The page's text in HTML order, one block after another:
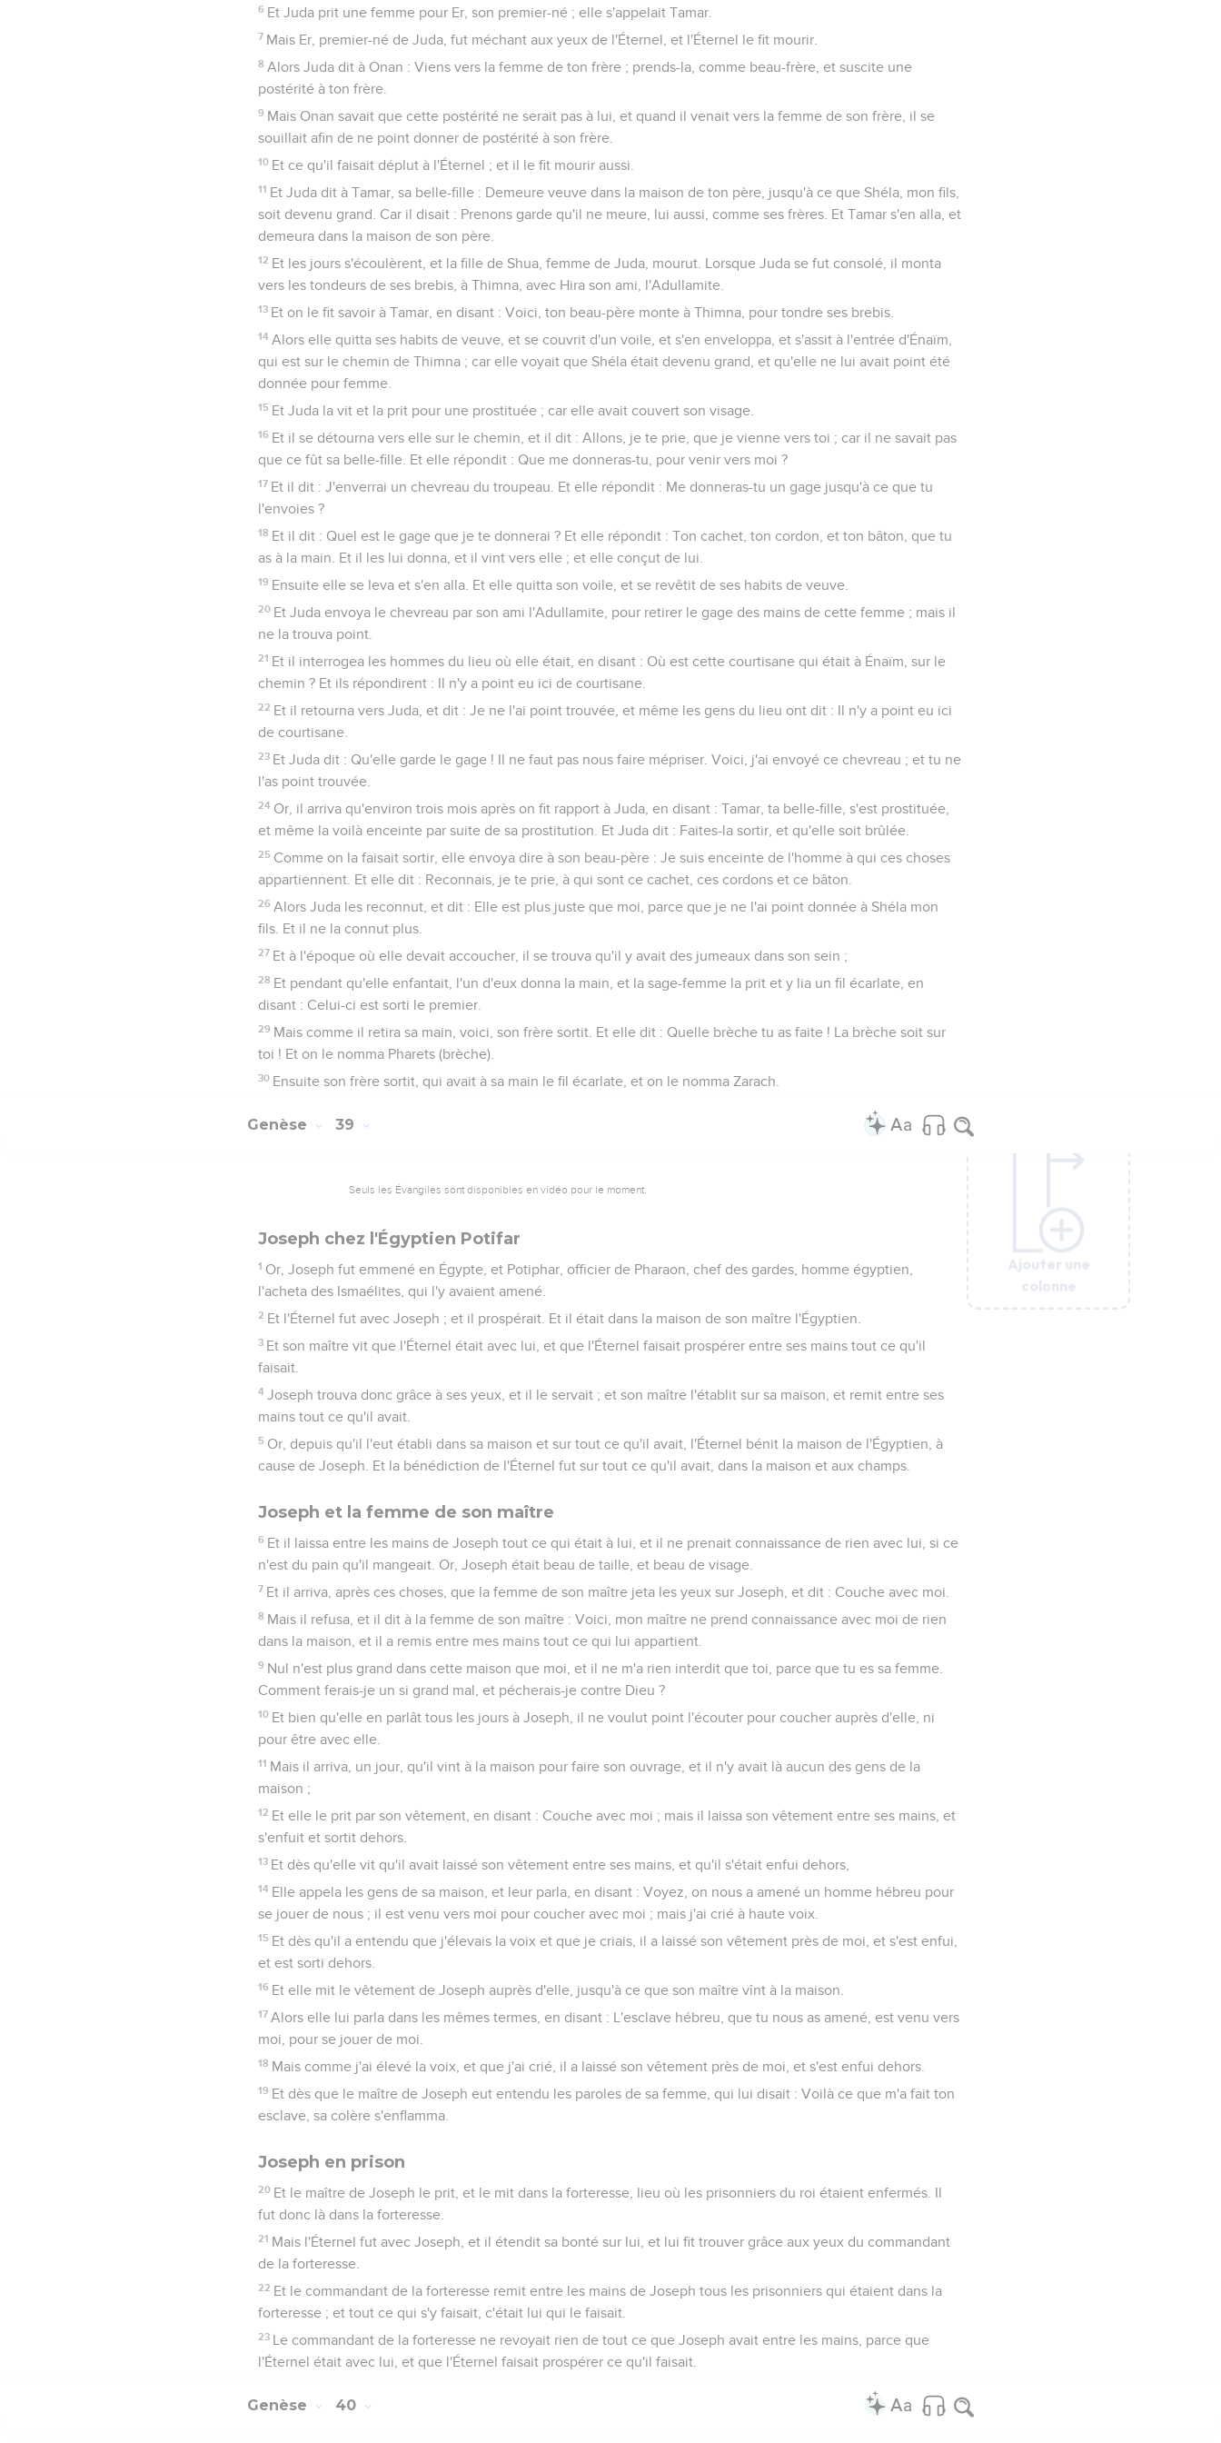
Ajouter une
colonne
6 Et Juda prit une femme pour Er, son premier-né ; elle s'appelait Tamar.
7 Mais Er, premier-né de Juda, fut méchant aux yeux de l'Éternel, et l'Éternel le fit mourir.
8 Alors Juda dit à Onan : Viens vers la femme de ton frère ; prends-la, comme beau-frère, et suscite une
postérité à ton frère.
9 Mais Onan savait que cette postérité ne serait pas à lui, et quand il venait vers la femme de son frère, il se
souillait afin de ne point donner de postérité à son frère.
10 Et ce qu'il faisait déplut à l'Éternel ; et il le fit mourir aussi.
11 Et Juda dit à Tamar, sa belle-fille : Demeure veuve dans la maison de ton père, jusqu'à ce que Shéla, mon fils,
soit devenu grand. Car il disait : Prenons garde qu'il ne meure, lui aussi, comme ses frères. Et Tamar s'en alla, et
demeura dans la maison de son père.
12 Et les jours s'écoulèrent, et la fille de Shua, femme de Juda, mourut. Lorsque Juda se fut consolé, il monta
vers les tondeurs de ses brebis, à Thimna, avec Hira son ami, l'Adullamite.
13 Et on le fit savoir à Tamar, en disant : Voici, ton beau-père monte à Thimna, pour tondre ses brebis.
14 Alors elle quitta ses habits de veuve, et se couvrit d'un voile, et s'en enveloppa, et s'assit à l'entrée d'Énaïm,
qui est sur le chemin de Thimna ; car elle voyait que Shéla était devenu grand, et qu'elle ne lui avait point été
donnée pour femme.
15 Et Juda la vit et la prit pour une prostituée ; car elle avait couvert son visage.
16 Et il se détourna vers elle sur le chemin, et il dit : Allons, je te prie, que je vienne vers toi ; car il ne savait pas
que ce fût sa belle-fille. Et elle répondit : Que me donneras-tu, pour venir vers moi ?
17 Et il dit : J'enverrai un chevreau du troupeau. Et elle répondit : Me donneras-tu un gage jusqu'à ce que tu
l'envoies ?
18 Et il dit : Quel est le gage que je te donnerai ? Et elle répondit : Ton cachet, ton cordon, et ton bâton, que tu
as à la main. Et il les lui donna, et il vint vers elle ; et elle conçut de lui.
19 Ensuite elle se leva et s'en alla. Et elle quitta son voile, et se revêtit de ses habits de veuve.
20 Et Juda envoya le chevreau par son ami l'Adullamite, pour retirer le gage des mains de cette femme ; mais il
ne la trouva point.
21 Et il interrogea les hommes du lieu où elle était, en disant : Où est cette courtisane qui était à Énaïm, sur le
chemin ? Et ils répondirent : Il n'y a point eu ici de courtisane.
22 Et il retourna vers Juda, et dit : Je ne l'ai point trouvée, et même les gens du lieu ont dit : Il n'y a point eu ici
de courtisane.
23 Et Juda dit : Qu'elle garde le gage ! Il ne faut pas nous faire mépriser. Voici, j'ai envoyé ce chevreau ; et tu ne
l'as point trouvée.
24 Or, il arriva qu'environ trois mois après on fit rapport à Juda, en disant : Tamar, ta belle-fille, s'est prostituée,
et même la voilà enceinte par suite de sa prostitution. Et Juda dit : Faites-la sortir, et qu'elle soit brûlée.
25 Comme on la faisait sortir, elle envoya dire à son beau-père : Je suis enceinte de l'homme à qui ces choses
appartiennent. Et elle dit : Reconnais, je te prie, à qui sont ce cachet, ces cordons et ce bâton.
26 Alors Juda les reconnut, et dit : Elle est plus juste que moi, parce que je ne l'ai point donnée à Shéla mon
fils. Et il ne la connut plus.
27 Et à l'époque où elle devait accoucher, il se trouva qu'il y avait des jumeaux dans son sein ;
28 Et pendant qu'elle enfantait, l'un d'eux donna la main, et la sage-femme la prit et y lia un fil écarlate, en
disant : Celui-ci est sorti le premier.
29 Mais comme il retira sa main, voici, son frère sortit. Et elle dit : Quelle brèche tu as faite ! La brèche soit sur
toi ! Et on le nomma Pharets (brèche).
30 Ensuite son frère sortit, qui avait à sa main le fil écarlate, et on le nomma Zarach.
Ajouter une
colonne
Genèse 39
Seuls les Évangiles sont disponibles en vidéo pour le moment.
Joseph chez l'Égyptien Potifar
1 Or, Joseph fut emmené en Égypte, et Potiphar, officier de Pharaon, chef des gardes, homme égyptien,
l'acheta des Ismaélites, qui l'y avaient amené.
2 Et l'Éternel fut avec Joseph ; et il prospérait. Et il était dans la maison de son maître l'Égyptien.
3 Et son maître vit que l'Éternel était avec lui, et que l'Éternel faisait prospérer entre ses mains tout ce qu'il
faisait.
4 Joseph trouva donc grâce à ses yeux, et il le servait ; et son maître l'établit sur sa maison, et remit entre ses
mains tout ce qu'il avait.
5 Or, depuis qu'il l'eut établi dans sa maison et sur tout ce qu'il avait, l'Éternel bénit la maison de l'Égyptien, à
cause de Joseph. Et la bénédiction de l'Éternel fut sur tout ce qu'il avait, dans la maison et aux champs.
Joseph et la femme de son maître
6 Et il laissa entre les mains de Joseph tout ce qui était à lui, et il ne prenait connaissance de rien avec lui, si ce
n'est du pain qu'il mangeait. Or, Joseph était beau de taille, et beau de visage.
7 Et il arriva, après ces choses, que la femme de son maître jeta les yeux sur Joseph, et dit : Couche avec moi.
8 Mais il refusa, et il dit à la femme de son maître : Voici, mon maître ne prend connaissance avec moi de rien
dans la maison, et il a remis entre mes mains tout ce qui lui appartient.
9 Nul n'est plus grand dans cette maison que moi, et il ne m'a rien interdit que toi, parce que tu es sa femme.
Comment ferais-je un si grand mal, et pécherais-je contre Dieu ?
10 Et bien qu'elle en parlât tous les jours à Joseph, il ne voulut point l'écouter pour coucher auprès d'elle, ni
pour être avec elle.
11 Mais il arriva, un jour, qu'il vint à la maison pour faire son ouvrage, et il n'y avait là aucun des gens de la
maison ;
12 Et elle le prit par son vêtement, en disant : Couche avec moi ; mais il laissa son vêtement entre ses mains, et
s'enfuit et sortit dehors.
13 Et dès qu'elle vit qu'il avait laissé son vêtement entre ses mains, et qu'il s'était enfui dehors,
14 Elle appela les gens de sa maison, et leur parla, en disant : Voyez, on nous a amené un homme hébreu pour
se jouer de nous ; il est venu vers moi pour coucher avec moi ; mais j'ai crié à haute voix.
15 Et dès qu'il a entendu que j'élevais la voix et que je criais, il a laissé son vêtement près de moi, et s'est enfui,
et est sorti dehors.
16 Et elle mit le vêtement de Joseph auprès d'elle, jusqu'à ce que son maître vînt à la maison.
17 Alors elle lui parla dans les mêmes termes, en disant : L'esclave hébreu, que tu nous as amené, est venu vers
moi, pour se jouer de moi.
18 Mais comme j'ai élevé la voix, et que j'ai crié, il a laissé son vêtement près de moi, et s'est enfui dehors.
19 Et dès que le maître de Joseph eut entendu les paroles de sa femme, qui lui disait : Voilà ce que m'a fait ton
esclave, sa colère s'enflamma.
Joseph en prison
20 Et le maître de Joseph le prit, et le mit dans la forteresse, lieu où les prisonniers du roi étaient enfermés. Il
fut donc là dans la forteresse.
21 Mais l'Éternel fut avec Joseph, et il étendit sa bonté sur lui, et lui fit trouver grâce aux yeux du commandant
de la forteresse.
22 Et le commandant de la forteresse remit entre les mains de Joseph tous les prisonniers qui étaient dans la
forteresse ; et tout ce qui s'y faisait, c'était lui qui le faisait.
23 Le commandant de la forteresse ne revoyait rien de tout ce que Joseph avait entre les mains, parce que
l'Éternel était avec lui, et que l'Éternel faisait prospérer ce qu'il faisait.
Ajouter une
colonne
Genèse 40
Ajouter une
colonne
Ajouter une
colonne